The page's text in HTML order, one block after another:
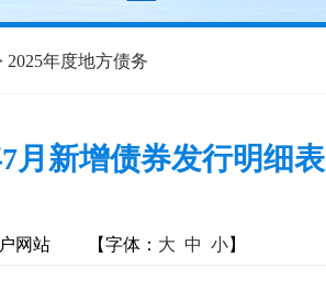
2025年度地方债务
月新增债券发行明细表
网站 【字体： 大 中 小】